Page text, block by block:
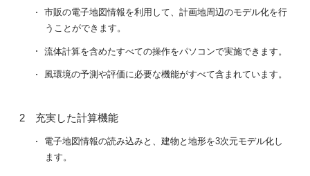
市販の電子地図情報を利用して、計画地周辺のモデル化を行
うことができます。
流体計算を含めたすべての操作をパソコンで実施できます。
風環境の予測や評価に必要な機能がすべて含まれています。
充実した計算機能
電子地図情報の読み込みと、建物と地形を3次元モデル化し
ます。